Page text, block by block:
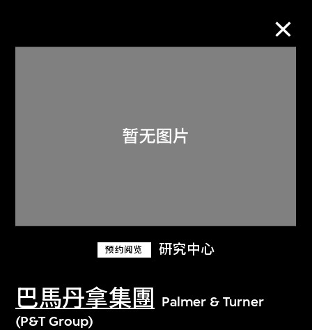
预约阅览 研究中心
巴馬丹拿集團
Palmer & Turner
(P&T Group)
关于M+藏品
探索世界顶级的二十及二十一世纪视觉
文化藏品。